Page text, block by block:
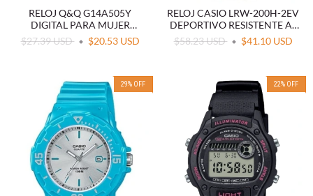
RELOJ Q&Q G14A505Y
DIGITAL PARA MUJER
BLANCO
$27.39 USD $20.53 USD
RELOJ CASIO LRW-200H-2EV
DEPORTIVO RESISTENTE AL
AGUA
$58.23 USD $41.10 USD
29% OFF 22% OFF